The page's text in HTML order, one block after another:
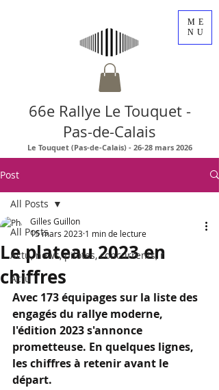
ME
NU
66e Rallye Le Touquet -
Pas-de-Calais
Le Touquet (Pas-de-Calais) - 26-28 mars 2026
Post
All Posts
Actu, news, pilotes, concurrents, r
Actu
All Posts
Le plateau 2023 en
chiffres
Gilles Guillon
15 mars 2023 1 min de lecture
Avec 173 équipages sur la liste des
engagés du rallye moderne,
l'édition 2023 s'annonce
prometteuse. En quelques lignes,
les chiffres à retenir avant le
départ.